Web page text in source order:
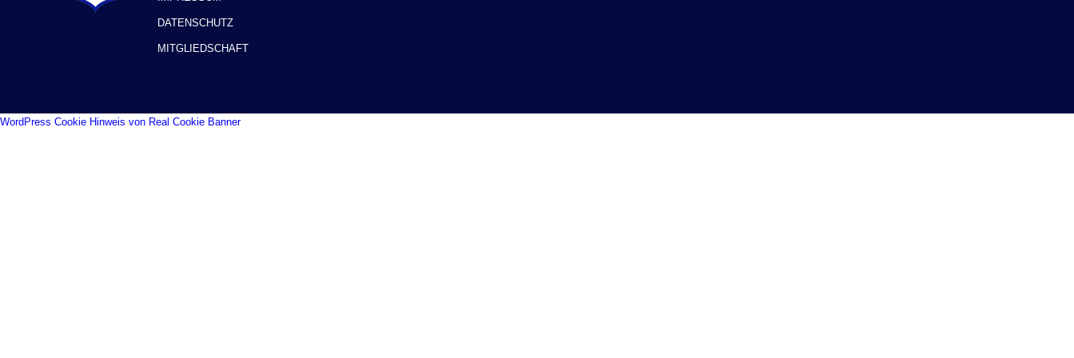
DATENSCHUTZ
MITGLIEDSCHAFT
WordPress Cookie Hinweis von Real Cookie Banner